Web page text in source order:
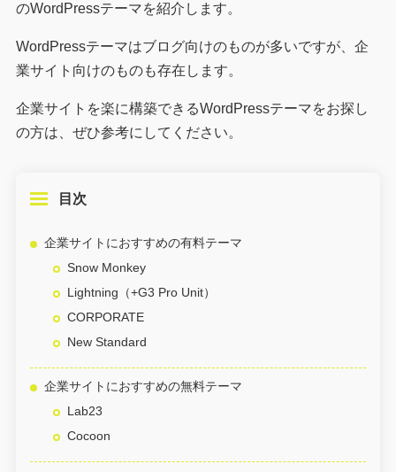
のWordPressテーマを紹介します。
WordPressテーマはブログ向けのものが多いですが、企
業サイト向けのものも存在します。
企業サイトを楽に構築できるWordPressテーマをお探し
の方は、ぜひ参考にしてください。
目次
企業サイトにおすすめの有料テーマ
Snow Monkey
Lightning（+G3 Pro Unit）
CORPORATE
New Standard
企業サイトにおすすめの無料テーマ
Lab23
Cocoon